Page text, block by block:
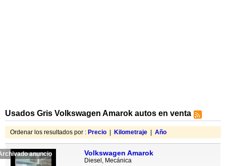
Usados Gris Volkswagen Amarok autos en venta
Ordenar los resultados por : Precio Kilometraje Año
anuncio Volkswagen Amarok
Diesel, Mecánica